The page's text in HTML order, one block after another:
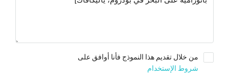
من خلال تقديم هذا النموذج فأنا أوافق على
شروط الإستخدام